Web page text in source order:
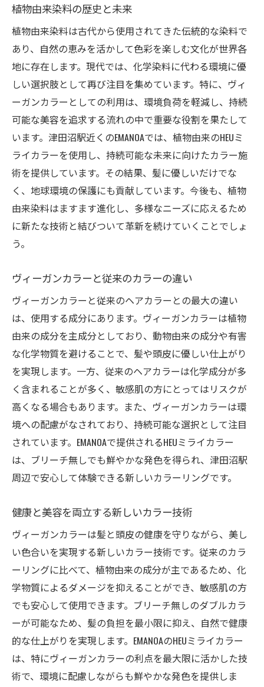
サステナブルな美意識とは
ヴィーガンカラーがもたらすライフスタイ
ルの変化
ヴィーガンカラーを選ぶ5つの理由！髪と地球を
守る新しいスタンダード
動物由来成分不使用の安心感
環境保護に貢献する選択
髪へのダメージを抑える
長持ちする美しい発色
エシカルなライフスタイル提案
社会的責任を果たす美容の選び方
津田沼駅周辺でヴィーガンカラーを試す！ブリ
初めて試す方へのアドバイス
最適なサロン選びのポイント
ヴィーガンカラーの施術プロセス
アフターケアで美しさを保つ方法
サロンスタッフのおすすめカラー
植物由来染料の歴史と未来
植物由来染料は古代から使用されてきた伝統的な染料で
あり、自然の恵みを活かして色彩を楽しむ文化が世界各
地に存在します。現代では、化学染料に代わる環境に優
しい選択肢として再び注目を集めています。特に、ヴィ
ーガンカラーとしての利用は、環境負荷を軽減し、持続
可能な美容を追求する流れの中で重要な役割を果たして
います。津田沼駅近くのEMANOAでは、植物由来のHEUミ
ライカラーを使用し、持続可能な未来に向けたカラー施
術を提供しています。その結果、髪に優しいだけでな
く、地球環境の保護にも貢献しています。今後も、植物
由来染料はますます進化し、多様なニーズに応えるため
に新たな技術と結びついて革新を続けていくことでしょ
う。
ヴィーガンカラーと従来のカラーの違い
ヴィーガンカラーと従来のヘアカラーとの最大の違い
は、使用する成分にあります。ヴィーガンカラーは植物
由来の成分を主成分としており、動物由来の成分や有害
な化学物質を避けることで、髪や頭皮に優しい仕上がり
を実現します。一方、従来のヘアカラーは化学成分が多
く含まれることが多く、敏感肌の方にとってはリスクが
高くなる場合もあります。また、ヴィーガンカラーは環
境への配慮がなされており、持続可能な選択として注目
されています。EMANOAで提供されるHEUミライカラー
は、ブリーチ無しでも鮮やかな発色を得られ、津田沼駅
周辺で安心して体験できる新しいカラーリングです。
健康と美容を両立する新しいカラー技術
ヴィーガンカラーは髪と頭皮の健康を守りながら、美し
い色合いを実現する新しいカラー技術です。従来のカラ
ーリングに比べて、植物由来の成分が主であるため、化
学物質によるダメージを抑えることができ、敏感肌の方
でも安心して使用できます。ブリーチ無しのダブルカラ
ーが可能なため、髪の負担を最小限に抑え、自然で健康
的な仕上がりを実現します。EMANOAのHEUミライカラー
は、特にヴィーガンカラーの利点を最大限に活かした技
術で、環境に配慮しながらも鮮やかな発色を提供しま